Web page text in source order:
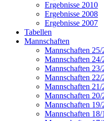
Ergebnisse 2010
Ergebnisse 2008
Ergebnisse 2007
Tabellen
Mannschaften
Mannschaften 25/
Mannschaften 24/
Mannschaften 23/
Mannschaften 22/
Mannschaften 21/
Mannschaften 20/
Mannschaften 19/
Mannschaften 18/